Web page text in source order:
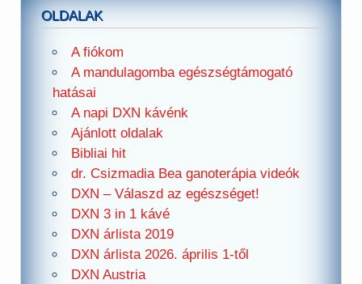
OLDALAK
A fiókom
A mandulagomba egészségtámogató
hatásai
A napi DXN kávénk
Ajánlott oldalak
Bibliai hit
dr. Csizmadia Bea ganoterápia videók
DXN – Válaszd az egészséget!
DXN 3 in 1 kávé
DXN árlista 2019
DXN árlista 2026. április 1-től
DXN Austria